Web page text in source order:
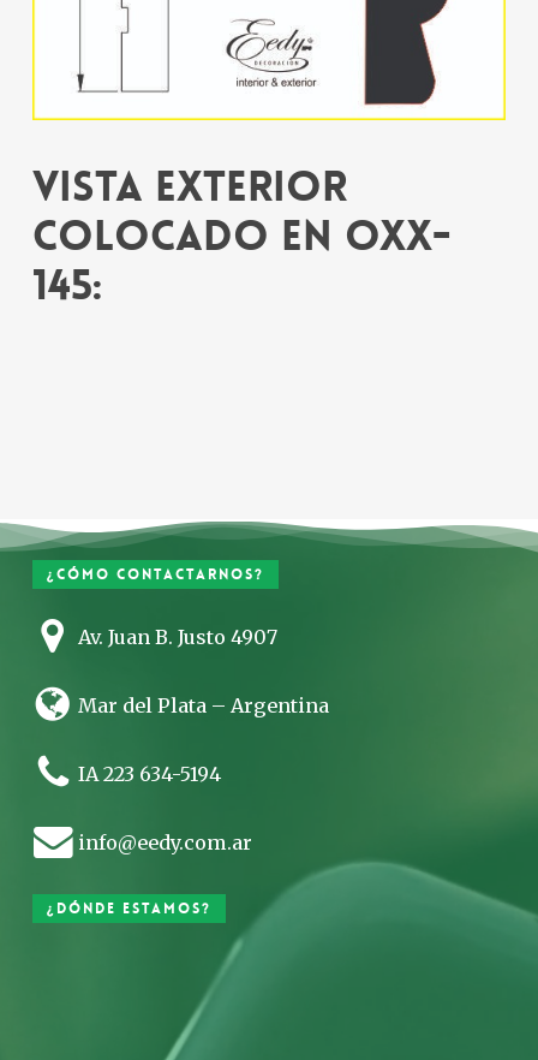
Vista exterior
colocado en OXX-
145:
¿Cómo contactarnos?
Av. Juan B. Justo 4907
Mar del Plata – Argentina
IA 223 634-5194
info@eedy.com.ar
¿Dónde estamos?